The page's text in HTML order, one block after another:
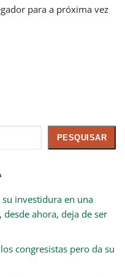
para a próxima vez
PESQUISAR
investidura en una
ahora, deja de ser
congresistas pero da su